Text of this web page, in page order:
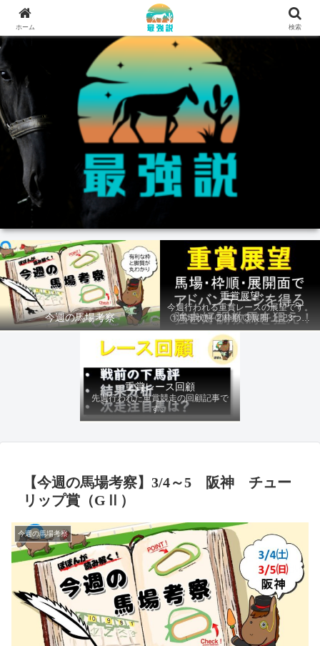
今週の馬場考察
重賞展望
今週行われる重賞レースの展望です。
①馬場状態 ②枠順 ③展開 上記3つの
ファクターから有利にレースを運べる
馬を導き、追い切りの動きを加味して
最終評価を下します。
重賞レース回顧
先週行われた重賞競走の回顧記事で
す。
【今週の馬場考察】3/4～5 阪神 チュー
リップ賞（GⅡ）
今週の馬場考察
ホーム 検索